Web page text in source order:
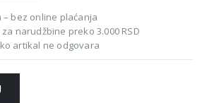
– bez online plaćanja
narudžbine preko 3.000 RSD
artikal ne odgovara